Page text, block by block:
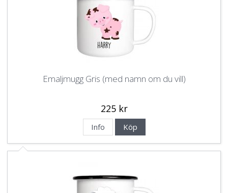
Emaljmugg Gris (med namn om du vill)
225 kr
Info Köp